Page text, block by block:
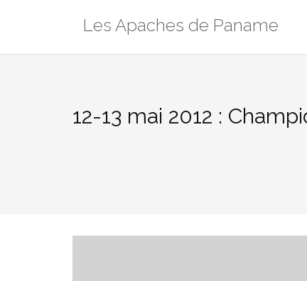
Les Apaches de Paname
12-13 mai 2012 :